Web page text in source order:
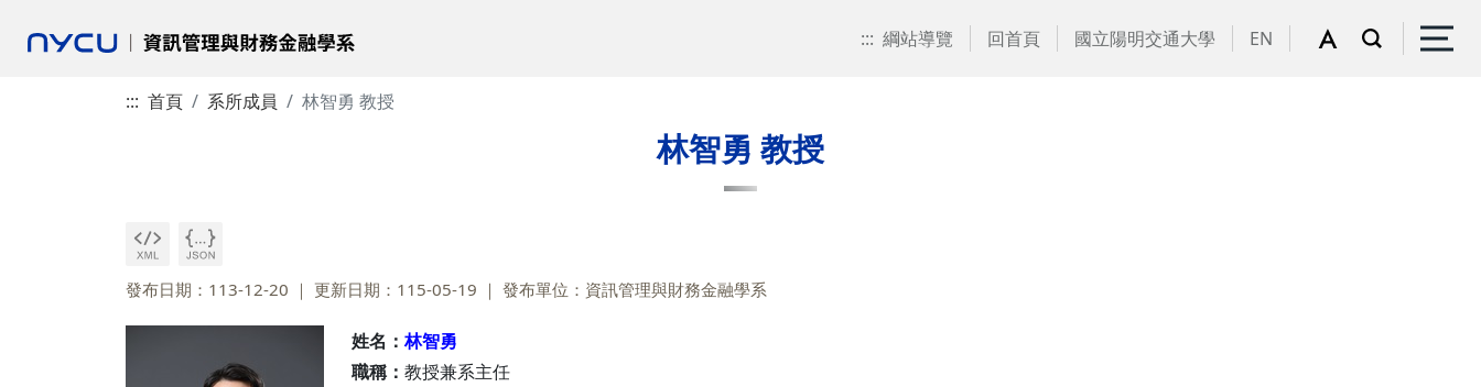
::: 綱站導覽 回首頁 國立陽明交通大學 EN
::: 首頁 系所成員 林智勇 教授
林智勇 教授
發布日期：113-12-20 更新日期：115-05-19 發布單位：資訊管理與財務金融學系
姓名：林智勇
職稱： 教授兼系主任